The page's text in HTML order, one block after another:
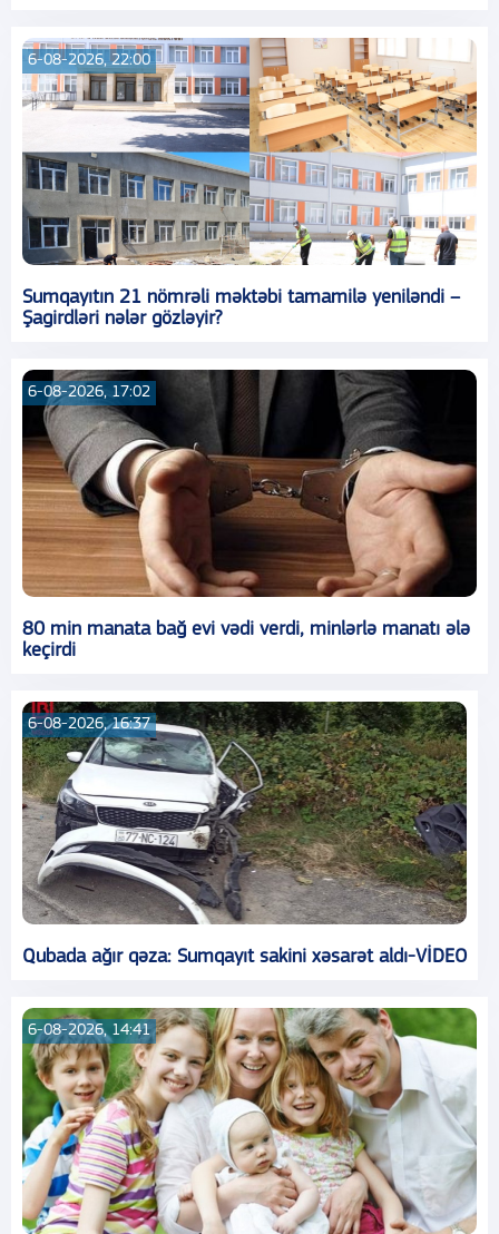
6-08-2026, 22:00
Sumqayıtın 21 nömrəli məktəbi tamamilə yeniləndi –
Şagirdləri nələr gözləyir?
6-08-2026, 17:02
80 min manata bağ evi vədi verdi, minlərlə manatı ələ
keçirdi
6-08-2026, 16:37
Qubada ağır qəza: Sumqayıt sakini xəsarət aldı-VİDEO
6-08-2026, 14:41